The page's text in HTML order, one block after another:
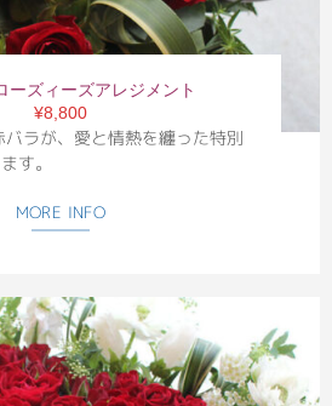
ーズィーズアレジメント
¥8,800
ラが、愛と情熱を纏った特別
す。
MORE INFO